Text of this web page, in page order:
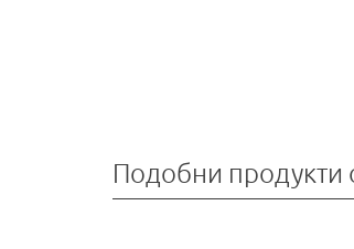
Подобни продукти